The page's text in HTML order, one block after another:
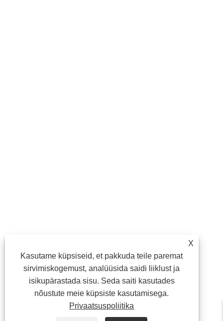
X
Kasutame küpsiseid, et pakkuda teile paremat
sirvimiskogemust, analüüsida saidi liiklust ja
isikupärastada sisu. Seda saiti kasutades
nõustute meie küpsiste kasutamisega.
Privaatsuspoliitika